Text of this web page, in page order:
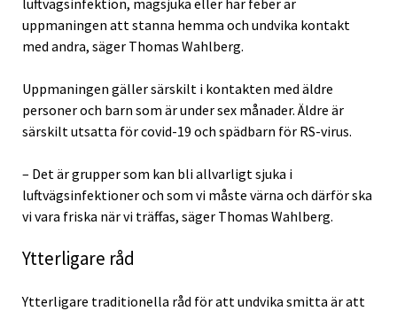
luftvägsinfektion, magsjuka eller har feber är
uppmaningen att stanna hemma och undvika kontakt
med andra, säger Thomas Wahlberg.
Uppmaningen gäller särskilt i kontakten med äldre
personer och barn som är under sex månader. Äldre är
särskilt utsatta för covid-19 och spädbarn för RS-virus.
– Det är grupper som kan bli allvarligt sjuka i
luftvägsinfektioner och som vi måste värna och därför ska
vi vara friska när vi träffas, säger Thomas Wahlberg.
Ytterligare råd
Ytterligare traditionella råd för att undvika smitta är att